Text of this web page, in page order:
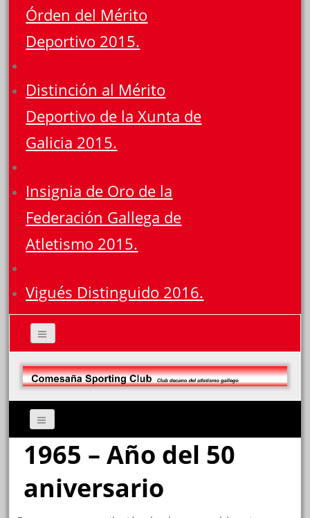
Órden del Mérito
Deportivo 2015.
Distinción al Mérito
Deportivo de la Xunta de
Galicia 2015.
Insignia de Oro de la
Federación Gallega de
Atletismo 2015.
Vigués Distinguido 2016.
1965 – Año del 50
aniversario